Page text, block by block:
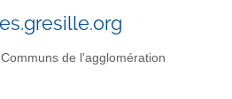
de l'agglomération